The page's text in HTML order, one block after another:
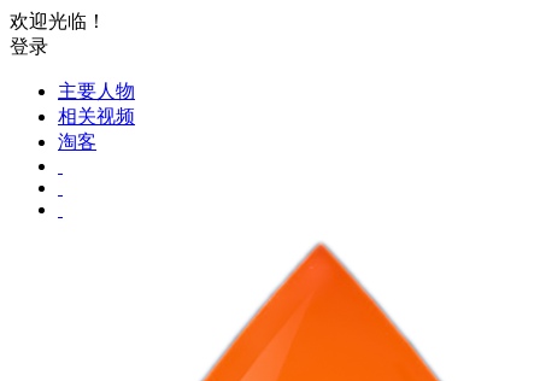
欢迎光临！
登录
主要人物
相关视频
淘客